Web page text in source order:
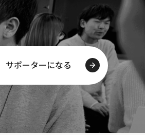
サポーターになる